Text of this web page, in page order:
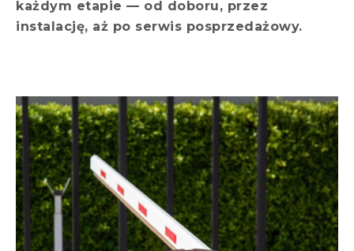
każdym etapie — od doboru, przez
instalację, aż po serwis posprzedażowy.